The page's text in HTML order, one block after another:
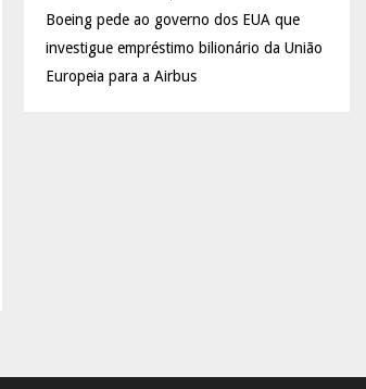
Boeing pede ao governo dos EUA que
investigue empréstimo bilionário da União
Europeia para a Airbus